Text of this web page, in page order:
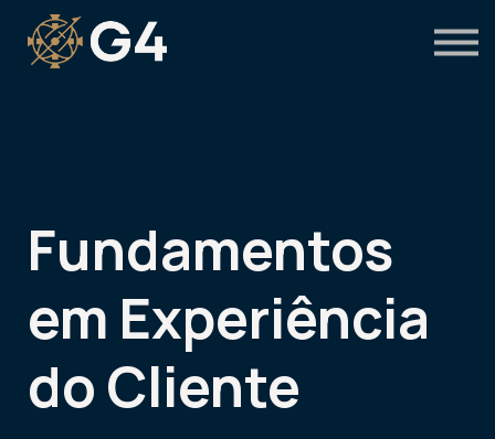
Fundamentos
em Experiência
do Cliente